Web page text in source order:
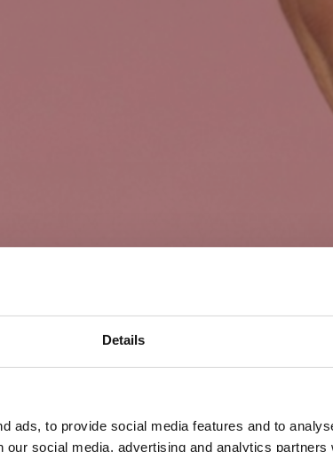
Details
ads, to provide social media features and to
our social media, advertising and analytics